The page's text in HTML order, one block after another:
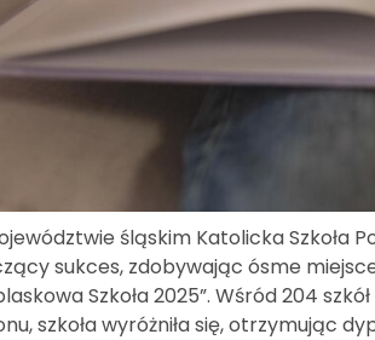
śląskim Katolicka Szkoła
sukces, zdobywając ósme
Szkoła 2025”. Wśród 204
szkoła wyróżniła się, otrzymując